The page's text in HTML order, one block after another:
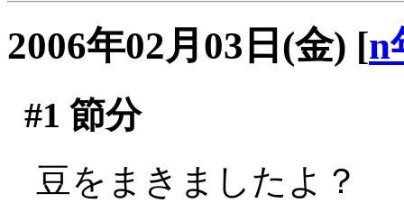
2006年02月03日(金) [n
#1 節分
豆をまきましたよ？